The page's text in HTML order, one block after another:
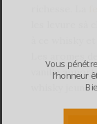
les levure sà
à ce whisky
vanille
whisky jeune
Vous
l’honneur